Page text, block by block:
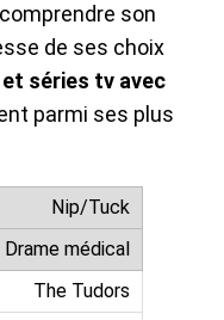
son
de ses choix
séries tv avec
parmi ses plus
Nip/Tuck
Drame médical
The Tudors